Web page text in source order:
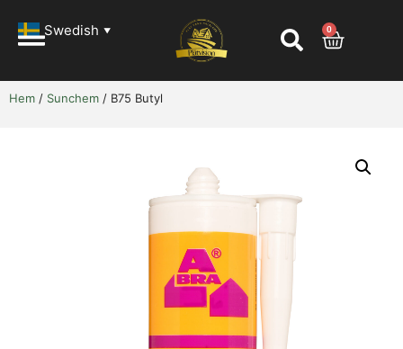
Swedish ▼ 0
Hem / Sunchem / B75 Butyl